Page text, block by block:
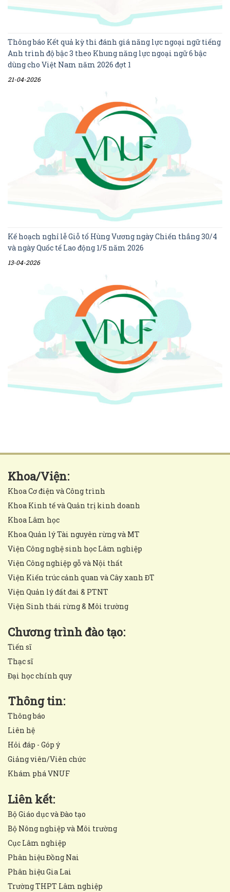
Thông báo Kết quả kỳ thi đánh giá năng lực ngoại ngữ tiếng
Anh trình độ bậc 3 theo Khung năng lực ngoại ngữ 6 bậc
dùng cho Việt Nam năm 2026 đợt 1
21-04-2026
Kế hoạch nghỉ lễ Giỗ tổ Hùng Vương ngày Chiến thắng 30/4
và ngày Quốc tế Lao động 1/5 năm 2026
13-04-2026
Khoa/Viện:
Khoa Cơ điện và Công trình
Khoa Kinh tế và Quản trị kinh doanh
Khoa Lâm học
Khoa Quản lý Tài nguyên rừng và MT
Viện Công nghệ sinh học Lâm nghiệp
Viện Công nghiệp gỗ và Nội thất
Viện Kiến trúc cảnh quan và Cây xanh ĐT
Viện Quản lý đất đai & PTNT
Viện Sinh thái rừng & Môi trường
Chương trình đào tạo:
Tiến sĩ
Thạc sĩ
Đại học chính quy
Thông tin:
Thông báo
Liên hệ
Hỏi đáp - Góp ý
Giảng viên/Viên chức
Khám phá VNUF
Liên kết:
Bộ Giáo dục và Đào tạo
Bộ Nông nghiệp và Môi trường
Cục Lâm nghiệp
Phân hiệu Đồng Nai
Phân hiệu Gia Lai
Trường THPT Lâm nghiệp